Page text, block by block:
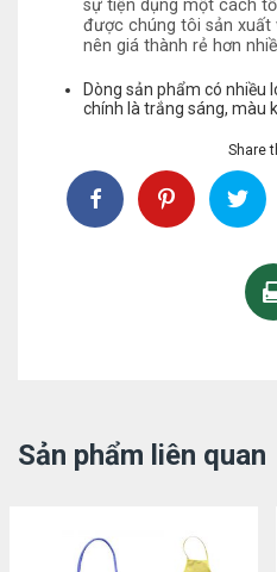
sự tiện dụng một cách
được chúng tôi sản xuất
nên giá thành rẻ hơn
Dòng sản phẩm có nhiều
chính là trắng sáng, màu
Share
Sản phẩm liên quan